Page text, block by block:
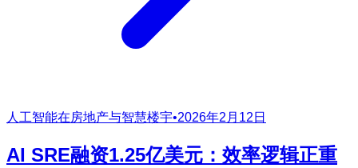
人工智能在房地产与智慧楼宇•2026年2月12日
AI SRE融资1.25亿美元：效率逻辑正重